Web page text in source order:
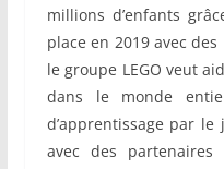
millions d’enfants
place en 2019 avec
le groupe LEGO veut
dans le monde
d’apprentissage par le
avec des